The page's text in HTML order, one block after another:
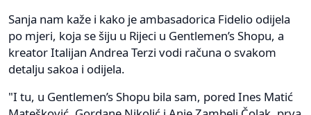
Sanja nam kaže i kako je ambasadorica Fidelio odijela
po mjeri, koja se šiju u Rijeci u Gentlemen’s Shopu, a
kreator Italijan Andrea Terzi vodi računa o svakom
detalju sakoa i odijela.
"I tu, u Gentlemen’s Shopu bila sam, pored Ines Matić